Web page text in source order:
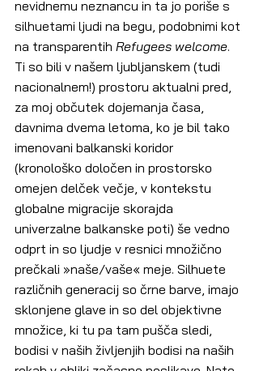
nevidnemu neznancu in ta jo poriše s
silhuetami ljudi na begu, podobnimi kot
na transparentih Refugees welcome.
Ti so bili v našem ljubljanskem (tudi
nacionalnem!) prostoru aktualni pred,
za moj občutek dojemanja časa,
davnima dvema letoma, ko je bil tako
imenovani balkanski koridor
(kronološko določen in prostorsko
omejen delček večje, v kontekstu
globalne migracije skorajda
univerzalne balkanske poti) še vedno
odprt in so ljudje v resnici množično
prečkali »naše/vaše« meje. Silhuete
različnih generacij so črne barve, imajo
sklonjene glave in so del objektivne
množice, ki tu pa tam pušča sledi,
bodisi v naših življenjih bodisi na naših